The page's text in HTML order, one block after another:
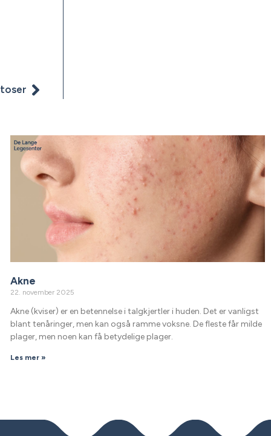
Akne
22. november 2025
Akne (kviser) er en betennelse i talgkjertler i huden. Det er vanligst
blant tenåringer, men kan også ramme voksne. De fleste får milde
plager, men noen kan få betydelige plager.
Les mer »